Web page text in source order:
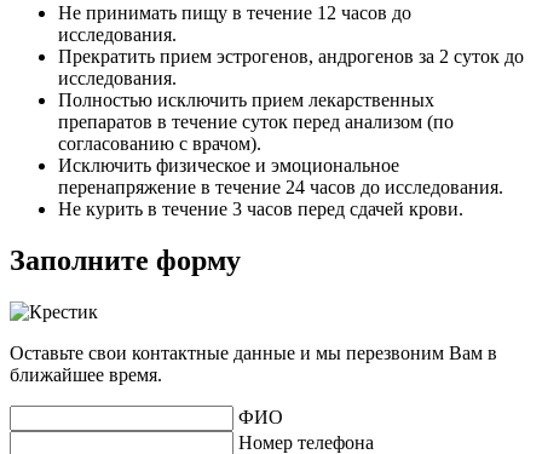
Не принимать пищу в течение 12 часов до
исследования.
Прекратить прием эстрогенов, андрогенов за 2 суток до
исследования.
Полностью исключить прием лекарственных
препаратов в течение суток перед анализом (по
согласованию с врачом).
Исключить физическое и эмоциональное
перенапряжение в течение 24 часов до исследования.
Не курить в течение 3 часов перед сдачей крови.
Заполните форму
Оставьте свои контактные данные и мы перезвоним Вам в
ближайшее время.
ФИО
Номер телефона